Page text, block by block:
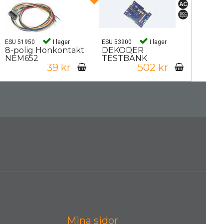
ESU 51950 I lager
8-polig Honkontakt
NEM652
39 kr
ESU 53900 I lager
DEKODER
TESTBÄNK
502 kr
Mina sidor